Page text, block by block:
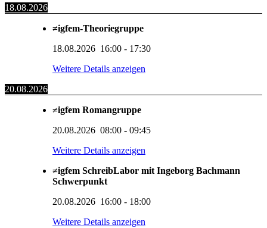
18.08.2026
≠igfem-Theoriegruppe
18.08.2026 16:00 - 17:30
Weitere Details anzeigen
20.08.2026
≠igfem Romangruppe
20.08.2026 08:00 - 09:45
Weitere Details anzeigen
≠igfem SchreibLabor mit Ingeborg Bachmann
Schwerpunkt
20.08.2026 16:00 - 18:00
Weitere Details anzeigen